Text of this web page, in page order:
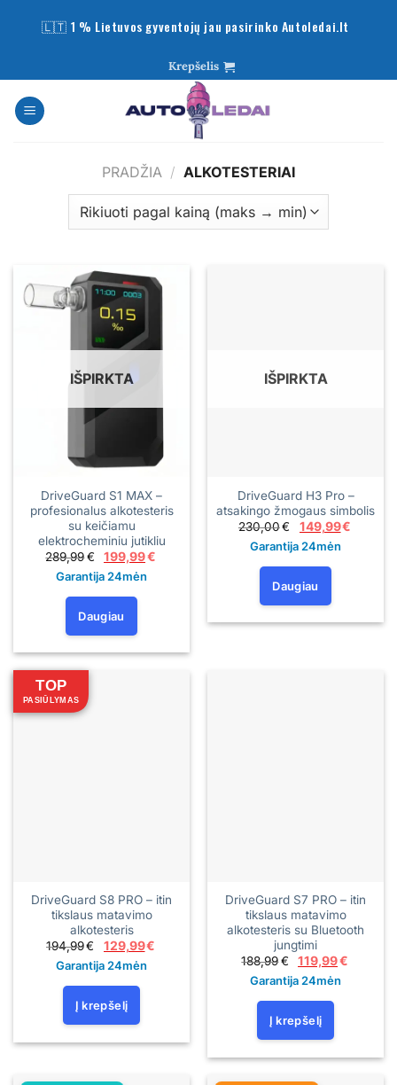
Krepšelis
PRADŽIA / ALKOTESTERIAI
IŠPIRKTA
DriveGuard S1 MAX –
profesionalus alkotesteris
su keičiamu
elektrocheminiu jutikliu
289,99€
Original
price
was:
199,99€
Garantija 24mėn
Daugiau
IŠPIRKTA
DriveGuard H3 Pro –
atsakingo žmogaus simbolis
230,00€
Original
price
was:
149,99€
Garantija 24mėn
Daugiau
TOP
PASIŪLYMAS
DriveGuard S8 PRO – itin
tikslaus matavimo
alkotesteris
194,99€
Original
price
was:
129,99€
Garantija 24mėn
Į krepšelį
DriveGuard S7 PRO – itin
tikslaus matavimo
alkotesteris su Bluetooth
jungtimi
188,99€
Original
price
was:
119,99€
Garantija 24mėn
Į krepšelį